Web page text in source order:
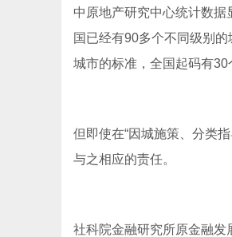
中原地产研究中心统计数据
国已经有90多个不同级别
城市的标准，全国起码有30
但即使在“因城施策、分类
与之相应的责任。
社科院金融研究所原金融